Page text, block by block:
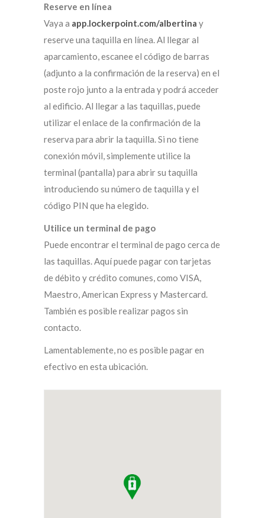
Reserve en línea
Vaya a app.lockerpoint.com/albertina y
reserve una taquilla en línea. Al llegar al
aparcamiento, escanee el código de barras
(adjunto a la confirmación de la reserva) en el
poste rojo junto a la entrada y podrá acceder
al edificio. Al llegar a las taquillas, puede
utilizar el enlace de la confirmación de la
reserva para abrir la taquilla. Si no tiene
conexión móvil, simplemente utilice la
terminal (pantalla) para abrir su taquilla
introduciendo su número de taquilla y el
código PIN que ha elegido.
Utilice un terminal de pago
Puede encontrar el terminal de pago cerca de
las taquillas. Aquí puede pagar con tarjetas
de débito y crédito comunes, como VISA,
Maestro, American Express y Mastercard.
También es posible realizar pagos sin
contacto.
Lamentablemente, no es posible pagar en
efectivo en esta ubicación.